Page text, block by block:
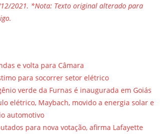
2021. *Nota: Texto original alterado para
e volta para Câmara
para socorrer setor elétrico
verde da Furnas é inaugurada em Goiás
elétrico, Maybach, movido a energia solar e
automotivo
para nova votação, afirma Lafayette